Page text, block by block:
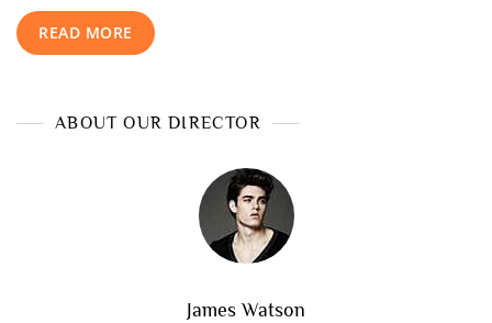
READ MORE
ABOUT OUR DIRECTOR
James Watson